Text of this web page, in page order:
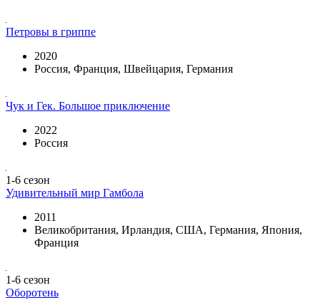
Петровы в гриппе
2020
Россия, Франция, Швейцария, Германия
Чук и Гек. Большое приключение
2022
Россия
1-6 сезон
Удивительный мир Гамбола
2011
Великобритания, Ирландия, США, Германия, Япония,
Франция
1-6 сезон
Оборотень